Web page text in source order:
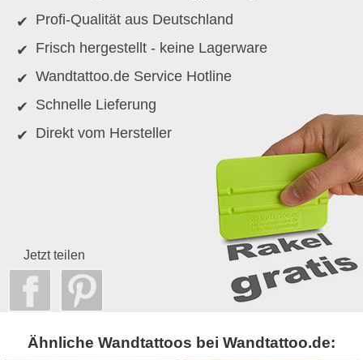
Profi-Qualität aus Deutschland
Frisch hergestellt - keine Lagerware
Wandtattoo.de Service Hotline
Schnelle Lieferung
Direkt vom Hersteller
Jetzt teilen
Ähnliche Wandtattoos bei Wandtattoo.de: